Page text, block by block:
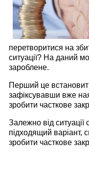
перетворитися на
ситуації? На даний
зароблене.
Перший це
зафіксувавши вже
зробити часткове
Залежно від ситуації
підходящий варіант,
зробити часткове